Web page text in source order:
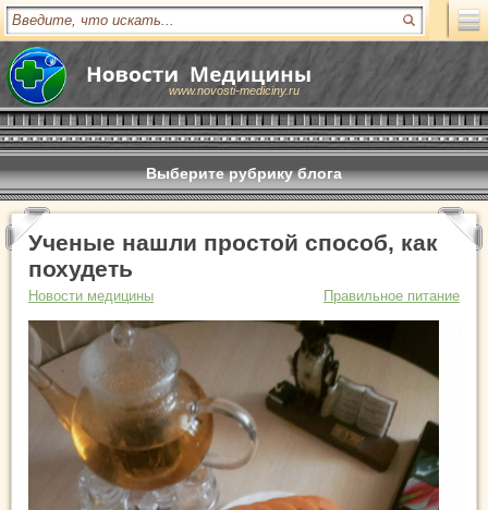
www.novosti-mediciny.ru
Выберите рубрику блога
Ученые нашли простой способ, как
похудеть
Новости медицины Правильное питание